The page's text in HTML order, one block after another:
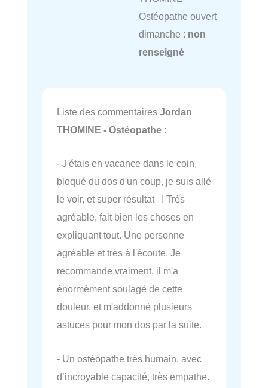
Ostéopathe ouvert
dimanche : non
renseigné
Liste des commentaires Jordan
THOMINE - Ostéopathe :
- J'étais en vacance dans le coin,
bloqué du dos d'un coup, je suis allé
le voir, et super résultat ! Très
agréable, fait bien les choses en
expliquant tout. Une personne
agréable et très à l'écoute. Je
recommande vraiment, il m'a
énormément soulagé de cette
douleur, et m'addonné plusieurs
astuces pour mon dos par la suite.
- Un ostéopathe très humain, avec
d’incroyable capacité, très empathe.